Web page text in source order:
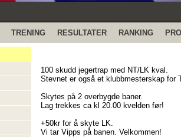
TRENING RESULTATER RANKING
100 skudd jegertrap med NT/LK kval.
Stevnet er også et klubbmesterskap for
Skytes på 2 overbygde baner.
Lag trekkes ca kl 20.00 kvelden før!
+50kr for å skyte LK.
Vi tar Vipps på banen. Velkommen!